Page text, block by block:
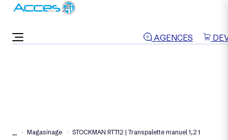
AGENCES
... Magasinage STOCKMAN RTT12 | Transpalette manuel 1,2 t